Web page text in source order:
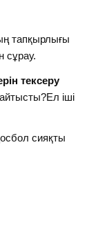
тапқырлығы
сұрау.
тексеру
іші
сияқты